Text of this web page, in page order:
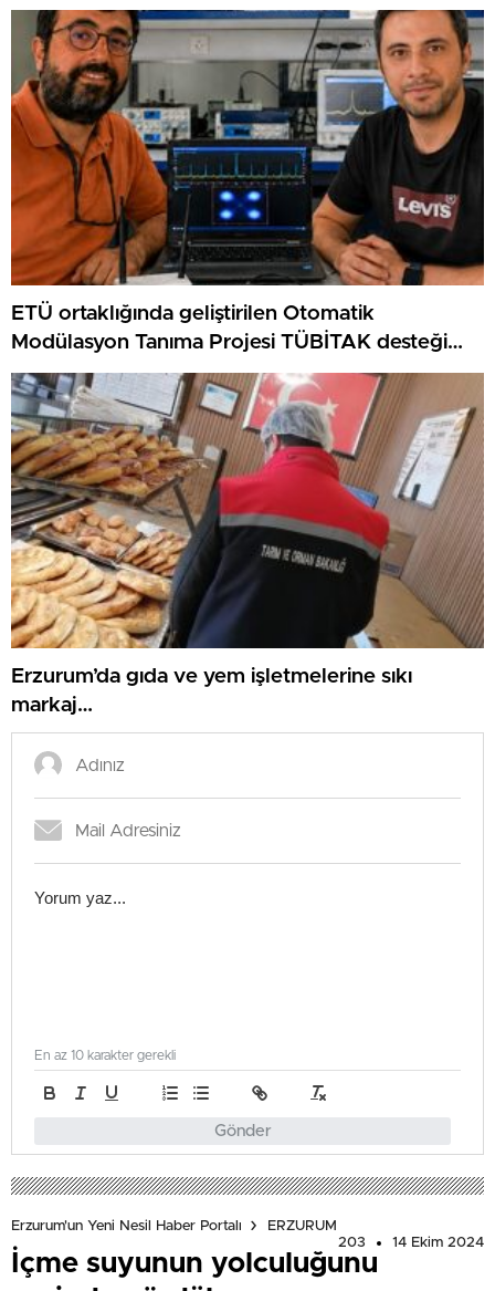
ETÜ ortaklığında geliştirilen Otomatik
Modülasyon Tanıma Projesi TÜBİTAK desteği
aldı..
Erzurum’da gıda ve yem işletmelerine sıkı
markaj…
Gönder
En az 10 karakter gerekli
Erzurum'un Yeni Nesil Haber Portalı
ERZURUM
203
14 Ekim 2024
İçme suyunun yolculuğunu